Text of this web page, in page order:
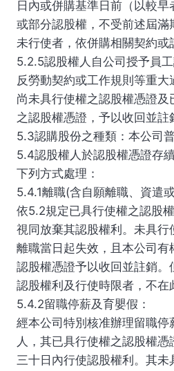
日內或併購基準日前（以較
或部分認股權，不受前述屆滿
未行使者，依併購相關契約或
5.2.5認股權人自公司授予員
反勞動契約或工作規則等重
尚未具行使權之認股權憑證
之認股權憑證，予以收回並註
5.3認購股份之種類：本公司普
5.4認股權人於認股權憑證存
下列方式處理：
5.4.1離職(含自願離職、資遣
依5.2規定已具行使權之認股
視同放棄其認股權利。未具
離職當日起失效，且本公司有
認股權憑證予以收回並註銷
認股權利及行使時限者，不在
5.4.2留職停薪及育嬰假：
經本公司特別核准辦理留職停
人，其已具行使權之認股權
三十日內行使認股權利。其未